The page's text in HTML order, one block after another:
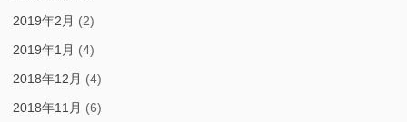
2019年2月 (2)
2019年1月 (4)
2018年12月 (4)
2018年11月 (6)